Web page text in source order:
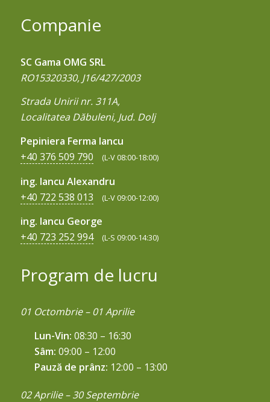
Companie
SC Gama OMG SRL
RO15320330, J16/427/2003
Strada Unirii nr. 311A,
Localitatea Dăbuleni, Jud. Dolj
Pepiniera Ferma Iancu
+40 376 509 790
(L-V 08:00-18:00)
ing. Iancu Alexandru
+40 722 538 013
(L-V 09:00-12:00)
ing. Iancu George
+40 723 252 994
(L-S 09:00-14:30)
Program de lucru
01 Octombrie – 01 Aprilie
Lun-Vin: 08:30 – 16:30
Sâm: 09:00 – 12:00
Pauză de prânz: 12:00 – 13:00
02 Aprilie – 30 Septembrie